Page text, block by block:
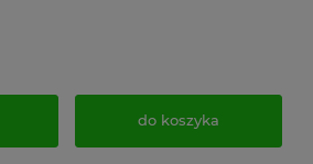
do koszyka